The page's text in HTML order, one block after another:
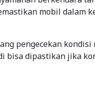
mobil dalam
pengecekan kondisi
bisa dipastikan jika